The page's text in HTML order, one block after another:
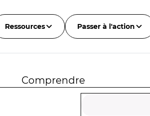
Ressources Passer à l'action
Comprendre